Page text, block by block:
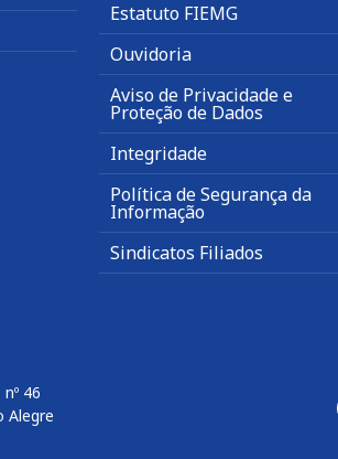
Estatuto FIEMG
Ouvidoria
Aviso de Privacidade e
Proteção de Dados
Integridade
Política de Segurança da
Informação
Sindicatos Filiados
46
Alegre